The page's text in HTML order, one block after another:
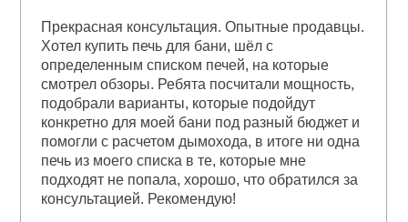
Прекрасная консультация. Опытные продавцы.
Хотел купить печь для бани, шёл с
определенным списком печей, на которые
смотрел обзоры. Ребята посчитали мощность,
подобрали варианты, которые подойдут
конкретно для моей бани под разный бюджет и
помогли с расчетом дымохода, в итоге ни одна
печь из моего списка в те, которые мне
подходят не попала, хорошо, что обратился за
консультацией. Рекомендую!